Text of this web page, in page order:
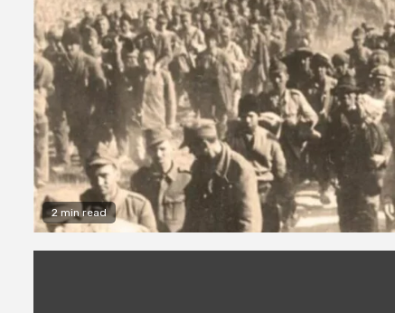
2 min read